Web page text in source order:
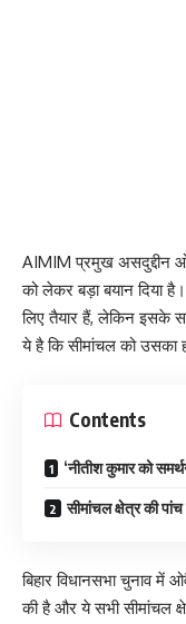
AIMIM प्रमुख असदुद्दीन
को लेकर बड़ा बयान दिया
लिए तैयार हैं, लेकिन इसके
ये है कि सीमांचल को उसका
Contents
‘नीतीश कुमार को
सीमांचल क्षेत्र की
बिहार विधानसभा चुनाव में
की है और ये सभी सीमांचल